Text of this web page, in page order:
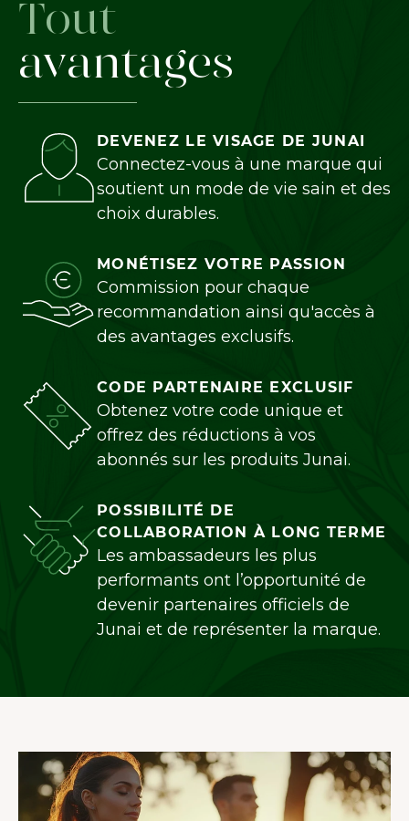
Tout
avantages
DEVENEZ LE VISAGE DE JUNAI
Connectez-vous à une marque qui
soutient un mode de vie sain et des
choix durables.
MONÉTISEZ VOTRE PASSION
Commission pour chaque
recommandation ainsi qu'accès à
des avantages exclusifs.
CODE PARTENAIRE EXCLUSIF
Obtenez votre code unique et
offrez des réductions à vos
abonnés sur les produits Junai.
POSSIBILITÉ DE
COLLABORATION À LONG TERME
Les ambassadeurs les plus
performants ont l’opportunité de
devenir partenaires officiels de
Junai et de représenter la marque.